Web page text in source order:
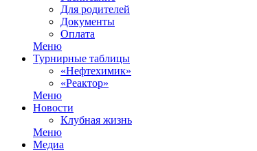
Для родителей
Документы
Оплата
Меню
Турнирные таблицы
«Нефтехимик»
«Реактор»
Меню
Новости
Клубная жизнь
Меню
Медиа